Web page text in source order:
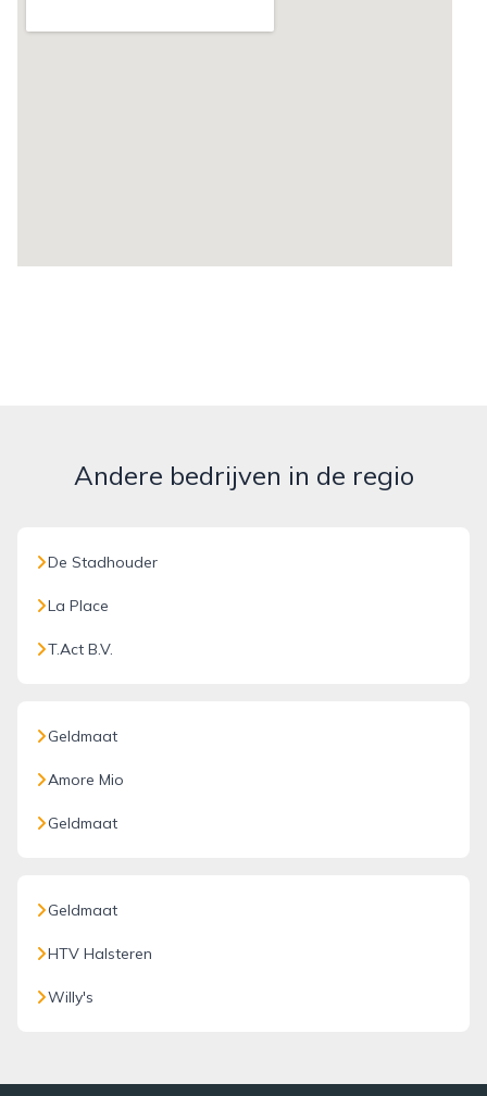
Andere bedrijven in de regio
De Stadhouder
La Place
T.Act B.V.
Geldmaat
Amore Mio
Geldmaat
Geldmaat
HTV Halsteren
Willy's